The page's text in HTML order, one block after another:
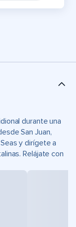
durante una
San Juan,
y dirígete a
Relájate con